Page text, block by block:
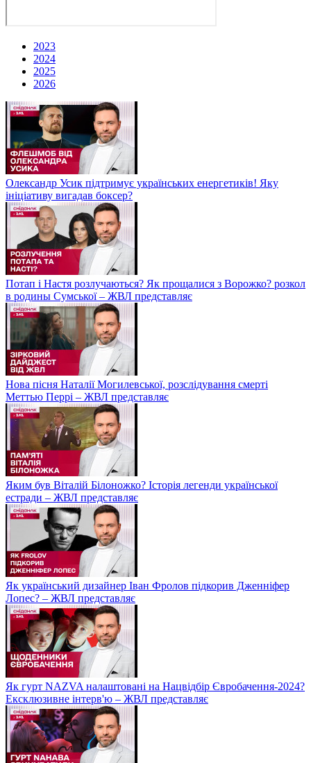
2023
2024
2025
2026
Олександр Усик підтримує українських енергетиків! Яку
ініціативу вигадав боксер?
Потап і Настя розлучаються? Як прощалися з Ворожко? розкол
в родины Сумської – ЖВЛ представляє
Нова пісня Наталії Могилевської, розслідування смерті
Меттью Перрі – ЖВЛ представляє
Яким був Віталій Білоножко? Історія легенди української
естради – ЖВЛ представляє
Як український дизайнер Іван Фролов підкорив Дженніфер
Лопес? – ЖВЛ представляє
Як гурт NAZVA налаштовані на Нацвідбір Євробачення-2024?
Ексклюзивне інтерв'ю – ЖВЛ представляє